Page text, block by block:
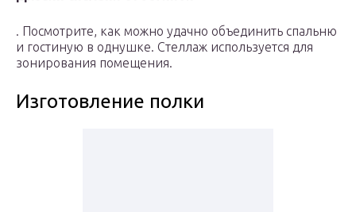
. Посмотрите, как можно удачно объединить спальню
и гостиную в однушке. Стеллаж используется для
зонирования помещения.
Изготовление полки